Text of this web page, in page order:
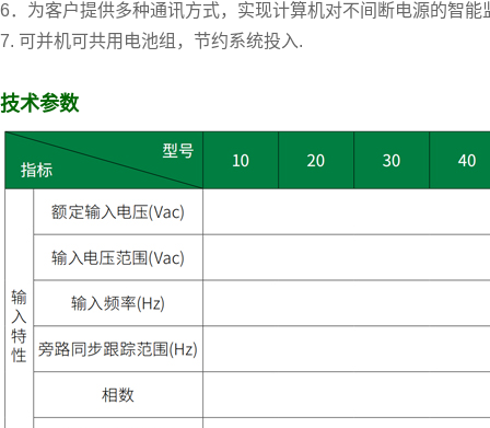
6 ．为客户提供多种通讯方式，实现计算机对不间断电源的智能
7. 可并机可共用电池组，节约系统投入.
技术参数